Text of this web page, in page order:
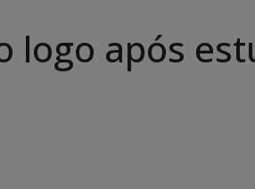
logo após